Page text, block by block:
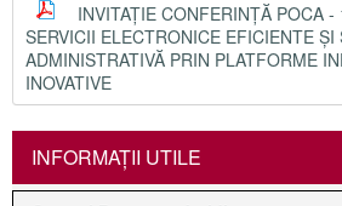
INVITAȚIE CONFERINȚĂ POCA
SERVICII ELECTRONICE EFICIENTE
ADMINISTRATIVĂ PRIN PLATFORME
INOVATIVE
INFORMAŢII UTILE